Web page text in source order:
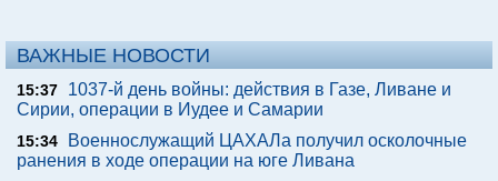
ВАЖНЫЕ НОВОСТИ
15:37
1037-й день войны: действия в Газе, Ливане и
Сирии, операции в Иудее и Самарии
15:34
Военнослужащий ЦАХАЛа получил осколочные
ранения в ходе операции на юге Ливана